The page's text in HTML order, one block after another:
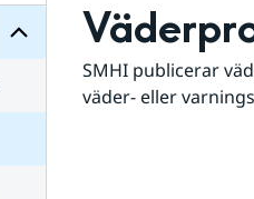
SMHI publicerar
väder- eller